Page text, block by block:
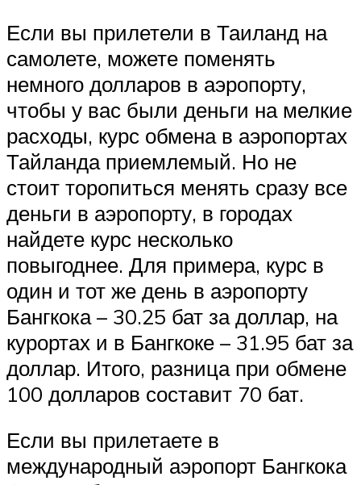
Если вы прилетели в Таиланд на
самолете, можете поменять
немного долларов в аэропорту,
чтобы у вас были деньги на мелкие
расходы, курс обмена в аэропортах
Тайланда приемлемый. Но не
стоит торопиться менять сразу все
деньги в аэропорту, в городах
найдете курс несколько
повыгоднее. Для примера, курс в
один и тот же день в аэропорту
Бангкока – 30.25 бат за доллар, на
курортах и в Бангкоке – 31.95 бат за
доллар. Итого, разница при обмене
100 долларов составит 70 бат.
Если вы прилетаете в
международный аэропорт Бангкока